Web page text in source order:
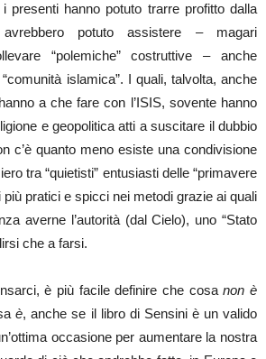
presenti hanno potuto trarre profitto dalla
potuto assistere – magari
“polemiche” costruttive – anche
islamica”. I quali, talvolta, anche
a che fare con l’ISIS, sovente hanno
e geopolitica atti a suscitare il dubbio
c’è quanto meno esiste una condivisione
tra “quietisti” entusiasti delle “primavere
più pratici e spicci nei metodi grazie ai quali
averne l’autorità (dal Cielo), uno “Stato
che a farsi.
è più facile definire che cosanon è
è, anche se il libro di Sensini è un valido
occasione per aumentare la nostra